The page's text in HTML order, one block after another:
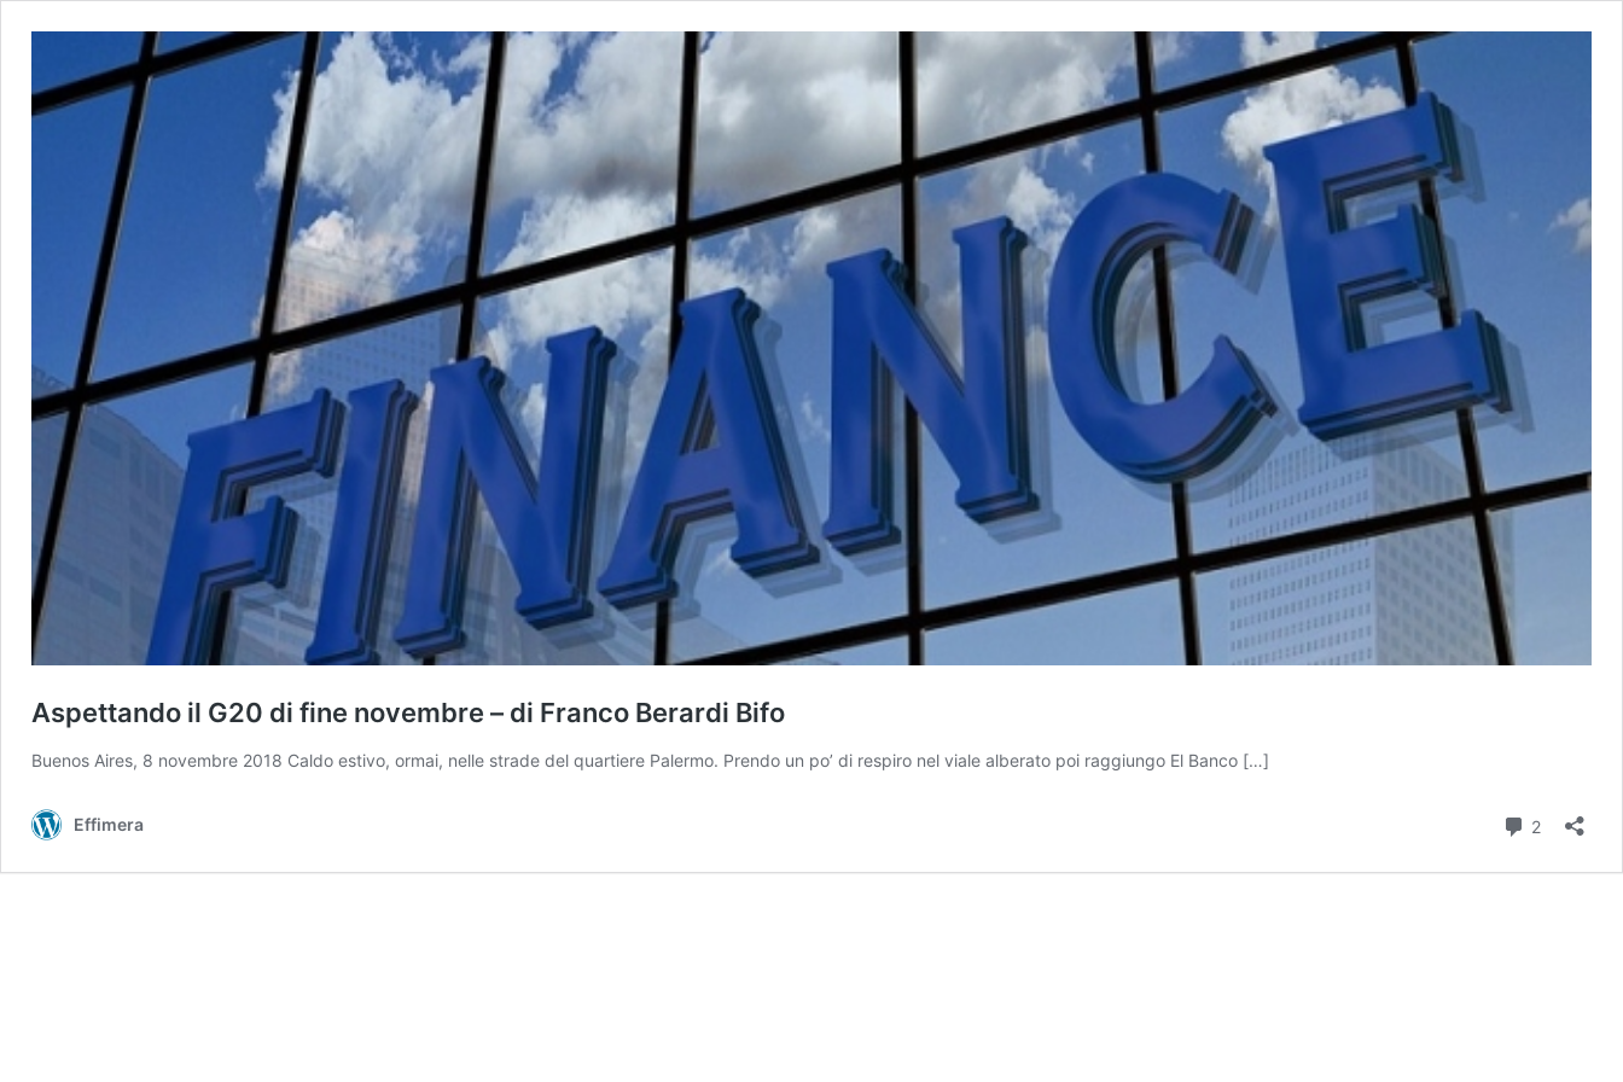
Aspettando il G20 di fine novembre – di Franco Berardi Bifo
Buenos Aires, 8 novembre 2018 Caldo estivo, ormai, nelle strade del quartiere Palermo. Prendo un po’ di respiro nel viale alberato poi raggiungo El Banco […]
Effimera 2Commenti